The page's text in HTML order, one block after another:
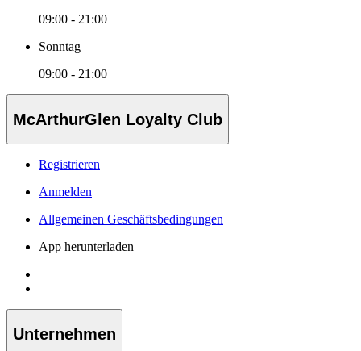
09:00 - 21:00
Sonntag
09:00 - 21:00
McArthurGlen Loyalty Club
Registrieren
Anmelden
Allgemeinen Geschäftsbedingungen
App herunterladen
Unternehmen